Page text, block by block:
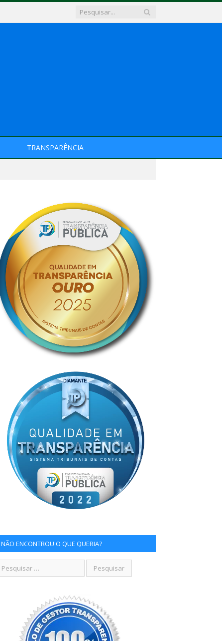
TRANSPARÊNCIA
NÃO ENCONTROU O QUE QUERIA?